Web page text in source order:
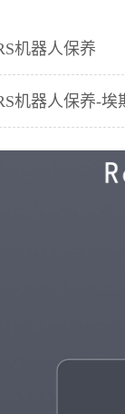
机器人保养
机器人保养-埃